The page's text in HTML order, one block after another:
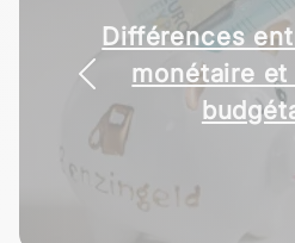
Différences
monétaire